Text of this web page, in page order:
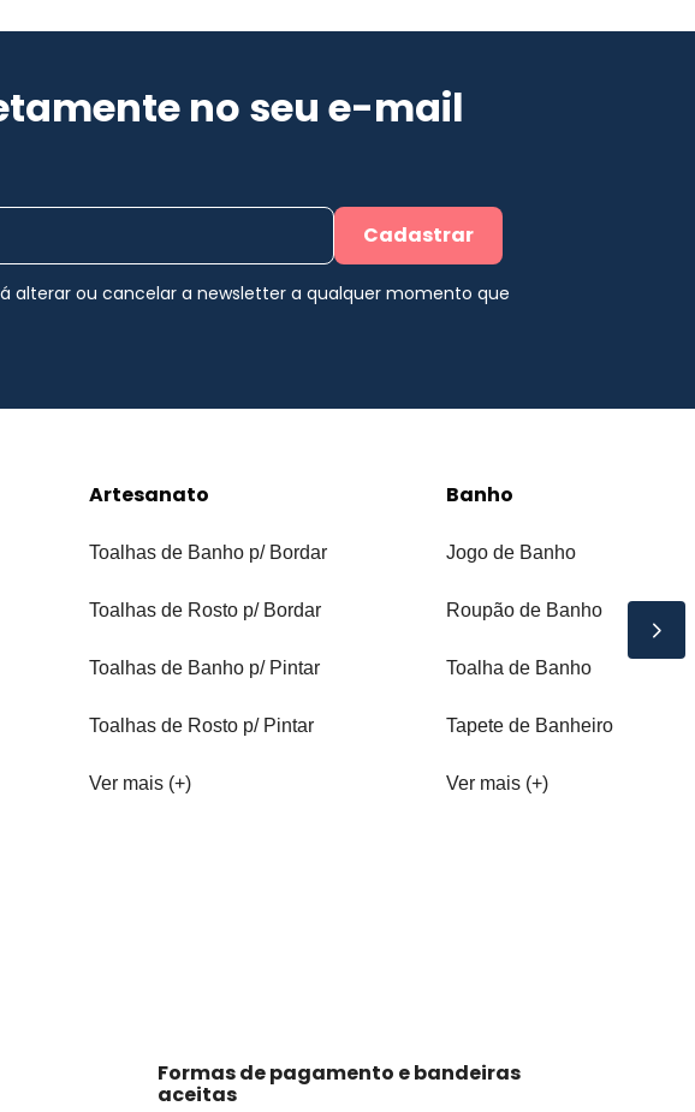
no seu e-mail
Cadastrar
alterar ou cancelar a newsletter a qualquer momento que
Artesanato
Toalhas de Banho p/ Bordar
Toalhas de Rosto p/ Bordar
Toalhas de Banho p/ Pintar
Toalhas de Rosto p/ Pintar
Ver mais (+)
Banho
Jogo de Banho
Roupão de Banho
Toalha de Banho
Tapete de Banheiro
Ver mais (+)
Formas de pagamento e bandeiras
aceitas